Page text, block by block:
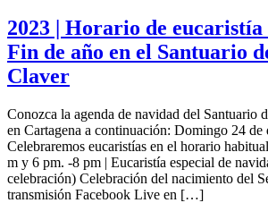
2023 | Horario de
Fin de año en el Santuario
Claver
Conozca la agenda de navidad del Santuario
en Cartagena a continuación: Domingo 24 de
Celebraremos eucaristías en el horario
m y 6 pm. -8 pm | Eucaristía especial de
celebración) Celebración del nacimiento del
transmisión Facebook Live en […]